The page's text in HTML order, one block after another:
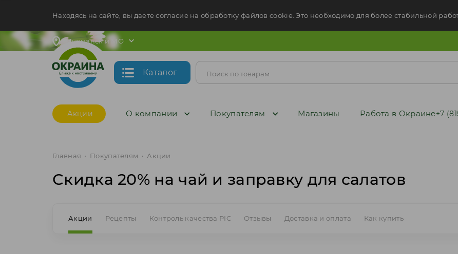
Находясь на сайте, вы даете согласие на обработку файлов cookie. Это необходимо для более стабильной
Мурманск и МО
Каталог
Акции О компании Покупателям Магазины Работа в Окраине+7
Главная • Покупателям • Акции
Скидка 20% на чай и заправку для салатов
Акции Рецепты Контроль качества PIC Отзывы Доставка и оплата Как купить